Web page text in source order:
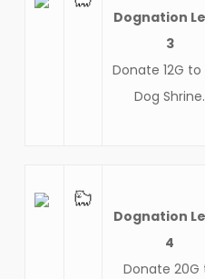
Dognation
3
Donate 12G
Dog Shrine.
Dognation
4
Donate 20G